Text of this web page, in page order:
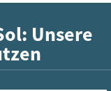
Unsere